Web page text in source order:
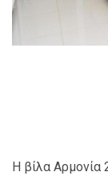
Η βίλα Αρμονία